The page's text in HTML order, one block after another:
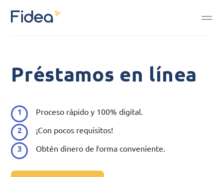
Préstamos en línea
Proceso rápido y 100% digital.
¡Con pocos requisitos!
Obtén dinero de forma conveniente.